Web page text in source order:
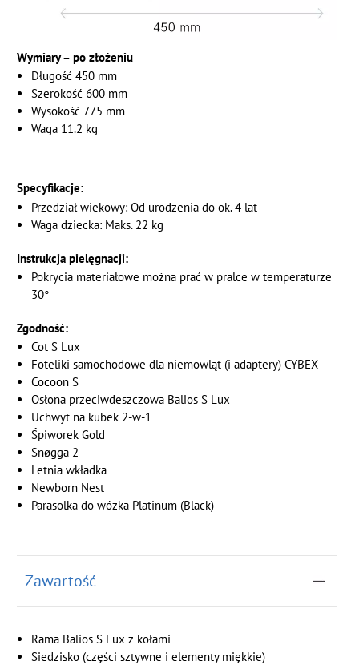
Wymiary – po złożeniu
Długość 450 mm
Szerokość 600 mm
Wysokość 775 mm
Waga 11.2 kg
Specyfikacje:
Przedział wiekowy: Od urodzenia do ok. 4 lat
Waga dziecka: Maks. 22 kg
Instrukcja pielęgnacji:
Pokrycia materiałowe można prać w pralce w temperaturze
30°
Zgodność:
Cot S Lux
Foteliki samochodowe dla niemowląt (i adaptery) CYBEX
Cocoon S
Osłona przeciwdeszczowa Balios S Lux
Uchwyt na kubek 2-w-1
Śpiworek Gold
Snøgga 2
Letnia wkładka
Newborn Nest
Parasolka do wózka Platinum (Black)
Zawartość
Rama Balios S Lux z kołami
Siedzisko (części sztywne i elementy miękkie)